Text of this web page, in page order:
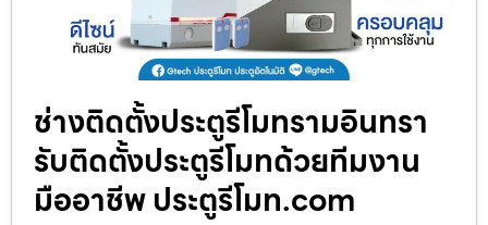
ช่างติดตั้งประตูรีโมทรามอินทรา
รับติดตั้งประตูรีโมทด้วยทีมงาน
มืออาชีพ ประตูรีโมท.com